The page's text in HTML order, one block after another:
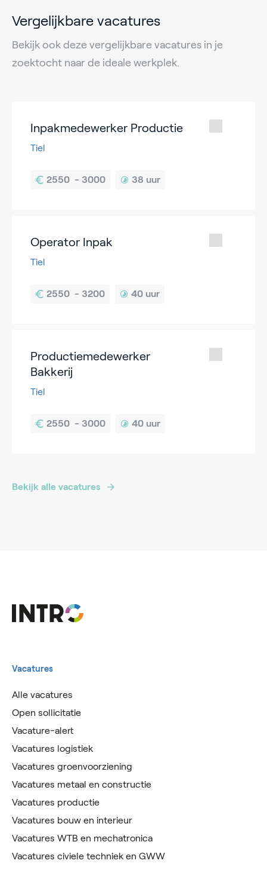
Vergelijkbare vacatures
Bekijk ook deze vergelijkbare vacatures in je
zoektocht naar de ideale werkplek.
Inpakmedewerker Productie
Tiel
38 uur
Operator Inpak
Tiel
40 uur
Productiemedewerker
Bakkerij
Tiel
40 uur
Bekijk alle vacatures
Vacatures
Alle vacatures
Open sollicitatie
Vacature-alert
Vacatures logistiek
Vacatures groenvoorziening
Vacatures metaal en constructie
Vacatures productie
Vacatures bouw en interieur
Vacatures WTB en mechatronica
Vacatures civiele techniek en GWW